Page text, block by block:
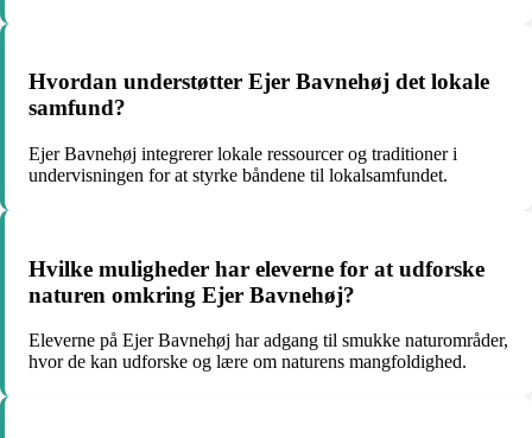
Hvordan understøtter Ejer Bavnehøj det lokale
samfund?
Ejer Bavnehøj integrerer lokale ressourcer og traditioner i
undervisningen for at styrke båndene til lokalsamfundet.
Hvilke muligheder har eleverne for at udforske
naturen omkring Ejer Bavnehøj?
Eleverne på Ejer Bavnehøj har adgang til smukke naturområder,
hvor de kan udforske og lære om naturens mangfoldighed.